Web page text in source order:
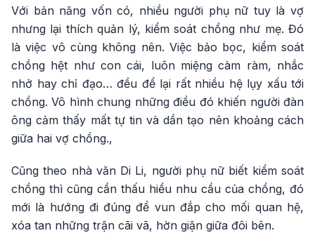
Với bản năng vốn có, nhiều người phụ nữ tuy là vợ
nhưng lại thích quản lý, kiểm soát chồng như mẹ. Đó
là việc vô cùng không nên. Việc bảo bọc, kiểm soát
chồng hệt như con cái, luôn miệng càm ràm, nhắc
nhở hay chỉ đạo… đều để lại rất nhiều hệ lụy xấu tới
chồng. Vô hình chung những điều đó khiến người đàn
ông cảm thấy mất tự tin và dần tạo nên khoảng cách
giữa hai vợ chồng.,
Cũng theo nhà văn Di Li, người phụ nữ biết kiểm soát
chồng thì cũng cần thấu hiểu nhu cầu của chồng, đó
mới là hướng đi đúng để vun đắp cho mối quan hệ,
xóa tan những trận cãi vã, hờn giận giữa đôi bên.